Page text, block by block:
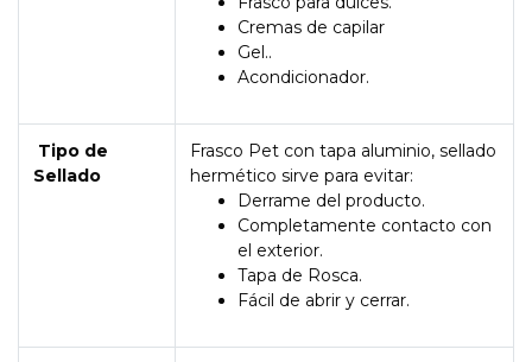
Cremas de capilar
Gel..
Acondicionador.
Tipo de
Sellado
Frasco Pet con tapa aluminio, sellado
hermético sirve para evitar:
Derrame del producto.
Completamente contacto con
el exterior.
Tapa de Rosca.
Fácil de abrir y cerrar.